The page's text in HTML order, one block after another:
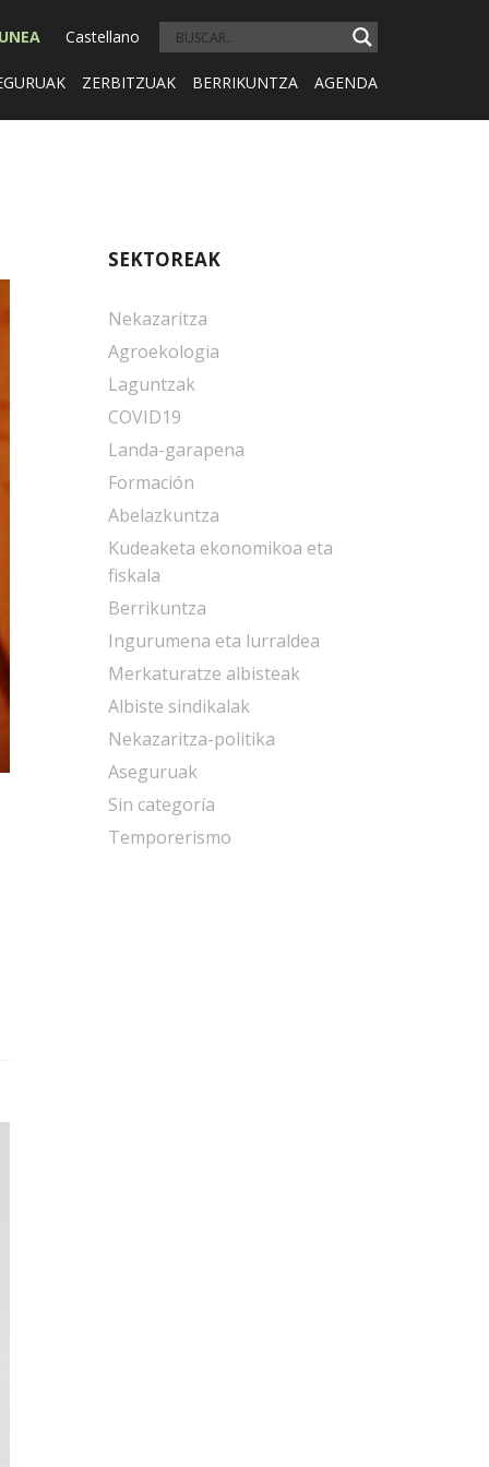
Castellano
ZERBITZUAK BERRIKUNTZA AGENDA
SEKTOREAK
Nekazaritza
Agroekologia
Laguntzak
COVID19
Landa-garapena
Formación
Abelazkuntza
Kudeaketa ekonomikoa eta
fiskala
Berrikuntza
Ingurumena eta lurraldea
Merkaturatze albisteak
Albiste sindikalak
Nekazaritza-politika
Aseguruak
Sin categoría
Temporerismo